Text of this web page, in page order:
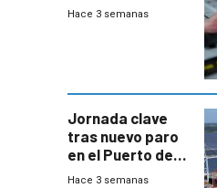
Hace 3 semanas
Jornada clave
tras nuevo paro
en el Puerto de
Montevideo
Hace 3 semanas